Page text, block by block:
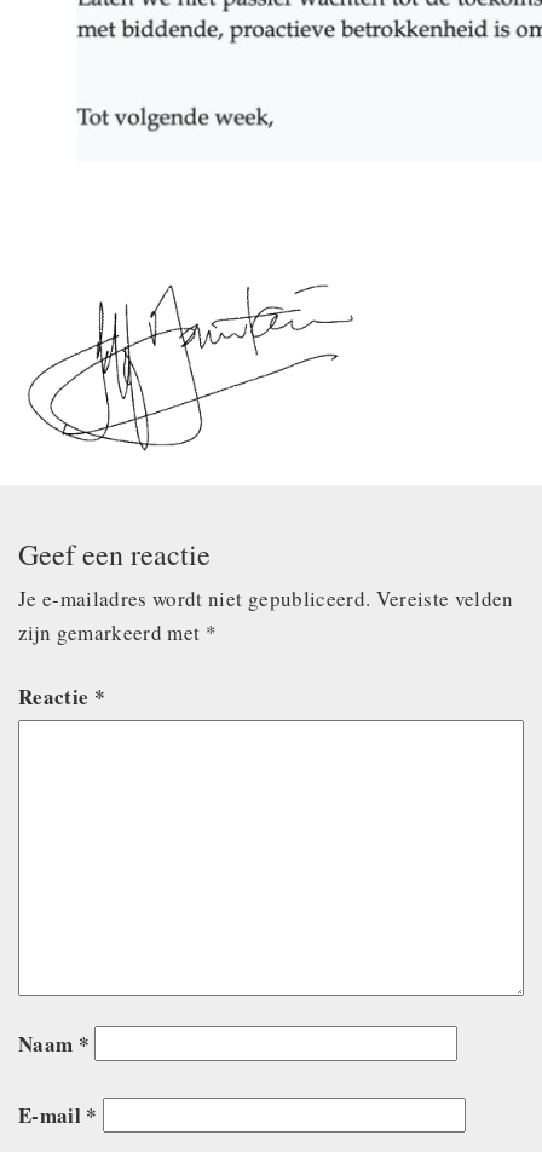
Geef een reactie
Je e-mailadres wordt niet gepubliceerd. Vereiste velden
zijn gemarkeerd met *
Reactie *
Naam *
E-mail *